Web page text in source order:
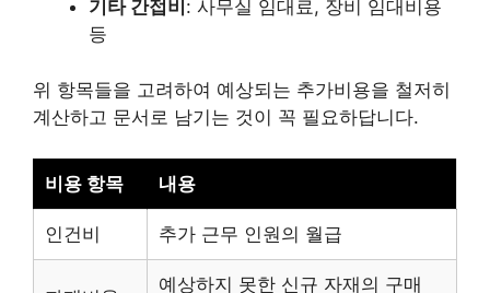
기타 간접비 : 사무실 임대료, 장비 임대비용
등
위 항목들을 고려하여 예상되는 추가비용을 철저히
계산하고 문서로 남기는 것이 꼭 필요하답니다.
비용 항목 내용
인건비 추가 근무 인원의 월급
예상하지 못한 신규 자재의 구매